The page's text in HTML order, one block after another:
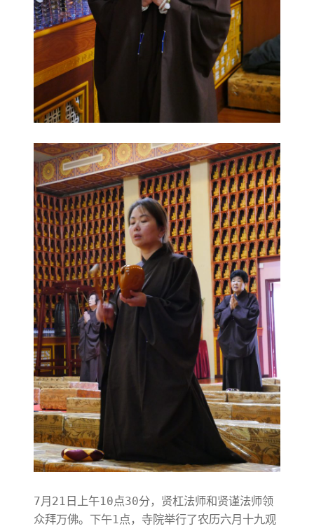
7月21日上午10点30分，贤杠法师和贤谨法师领
众拜万佛。下午1点，寺院举行了农历六月十九观